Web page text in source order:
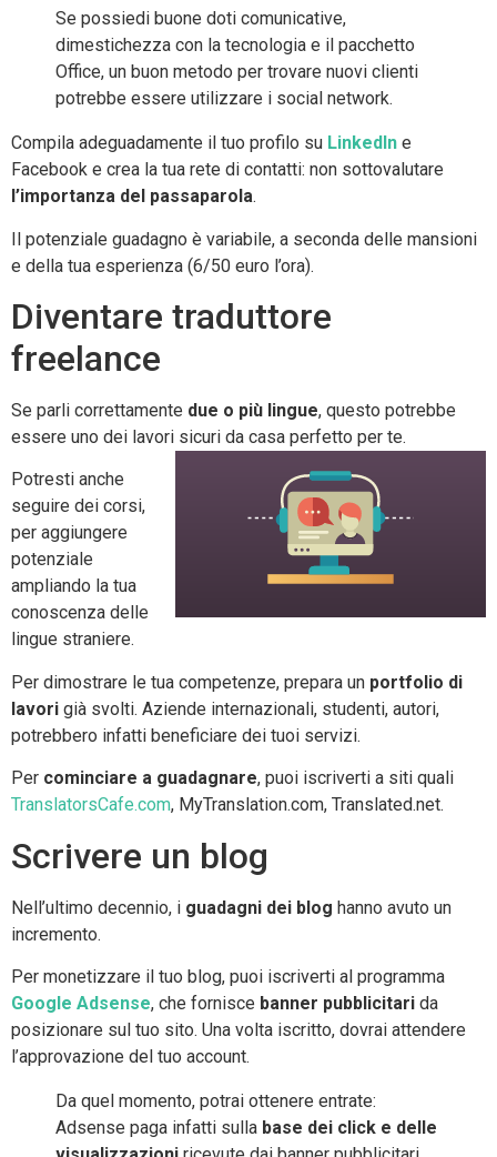
Se possiedi buone doti comunicative,
dimestichezza con la tecnologia e il pacchetto
Office, un buon metodo per trovare nuovi clienti
potrebbe essere utilizzare i social network.
Compila adeguadamente il tuo profilo su LinkedIn e
Facebook e crea la tua rete di contatti: non sottovalutare
l’importanza del passaparola.
Il potenziale guadagno è variabile, a seconda delle mansioni
e della tua esperienza (6/50 euro l’ora).
Diventare traduttore
freelance
Se parli correttamente due o più lingue, questo potrebbe
essere uno dei lavori sicuri da casa perfetto per te.
Potresti anche
seguire dei corsi,
per aggiungere
potenziale
ampliando la tua
conoscenza delle
lingue straniere.
Per dimostrare le tua competenze, prepara un portfolio di
lavori già svolti. Aziende internazionali, studenti, autori,
potrebbero infatti beneficiare dei tuoi servizi.
Per cominciare a guadagnare, puoi iscriverti a siti quali
TranslatorsCafe.com, MyTranslation.com, Translated.net.
Scrivere un blog
Nell’ultimo decennio, i guadagni dei blog hanno avuto un
incremento.
Per monetizzare il tuo blog, puoi iscriverti al programma
Google Adsense, che fornisce banner pubblicitari da
posizionare sul tuo sito. Una volta iscritto, dovrai attendere
l’approvazione del tuo account.
Da quel momento, potrai ottenere entrate:
Adsense paga infatti sulla base dei click e delle